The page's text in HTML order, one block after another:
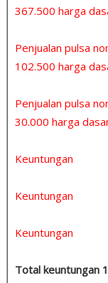
367.500 harga
Penjualan pulsa
102.500 harga
Penjualan pulsa
30.000 harga
Keuntungan :
Keuntungan :
Keuntungan :
Total keuntungan